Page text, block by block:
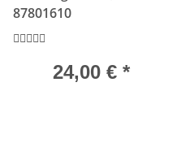
87801610
24,00 € *